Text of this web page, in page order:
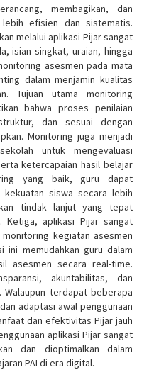
membagikan, dan
efisien dan sistematis.
melalui aplikasi Pijar sangat
isian singkat, uraian, hingga
asesmen pada mata
dalam menjamin kualitas
Tujuan utama monitoring
bahwa proses penilaian
dan sesuai dengan
Monitoring juga menjadi
untuk mengevaluasi
ketercapaian hasil belajar
yang baik, guru dapat
kekuatan siswa secara lebih
tindak lanjut yang tepat
Ketiga, aplikasi Pijar sangat
kegiatan asesmen
ini memudahkan guru dalam
asesmen secara real-time.
akuntabilitas, dan
terdapat beberapa
adaptasi awal penggunaan
dan efektivitas Pijar jauh
aplikasi Pijar sangat
dan dioptimalkan dalam
PAI di era digital.